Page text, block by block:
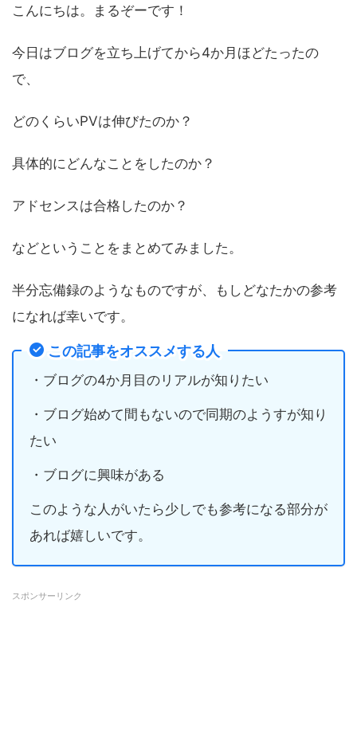
こんにちは。まるぞーです！
今日はブログを立ち上げてから4か月 ほどたったの
で、
どのくらいPVは伸びたのか？
具体的にどんなことをしたのか？
アドセンスは合格したのか？
などということをまとめてみました。
半分忘備録のようなものですが、もしどなたかの参考
になれば幸いです。
この記事をオススメする人
・ブログの4か月目のリアルが知りたい
・ブログ始めて間もないので同期のようすが知り
たい
・ブログに興味がある
このような人がいたら少しでも参考になる部分が
あれば嬉しいです。
スポンサーリンク